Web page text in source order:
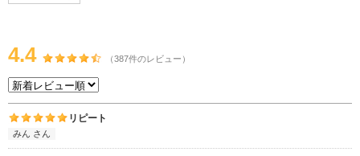
4.4 （387件のレビュー）
リピート
みん さん